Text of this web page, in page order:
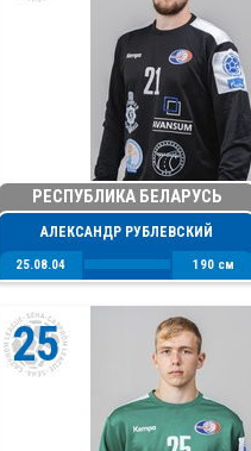
РЕСПУБЛИКА БЕЛАРУСЬ
АЛЕКСАНДР РУБЛЕВСКИЙ
25.08.04 190 см
25